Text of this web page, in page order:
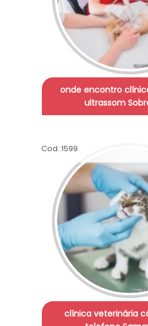
onde encontro
ultrassom
Cod.:1599
clínica veterinária